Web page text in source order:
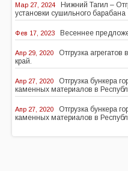
Мар 27, 2024
Нижний Тагил –
установки сушильного барабана
Фев 17, 2023 Весеннее
Апр 29, 2020
Отгрузка
край.
Апр 27, 2020
Отгрузка бункера
каменных материалов в
Апр 27, 2020
Отгрузка бункера
каменных материалов в